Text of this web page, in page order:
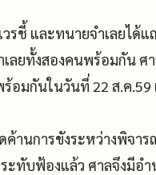
รชี้ และทนายจำเลยได้
ลยทั้งสองคนพร้อมกัน ศ
อมกันในวันที่ 22 ส.ค.59
านการขังระหว่างพิจา
ะทับฟ้องแล้ว ศาลจึงมีอ